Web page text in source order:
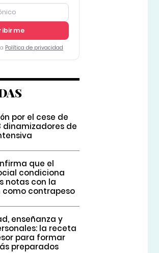
Política de privacidad
por el cese de
dinamizadores de
que el
condiciona
notas con la
como contrapeso
enseñanza y
la receta
para formar
preparados